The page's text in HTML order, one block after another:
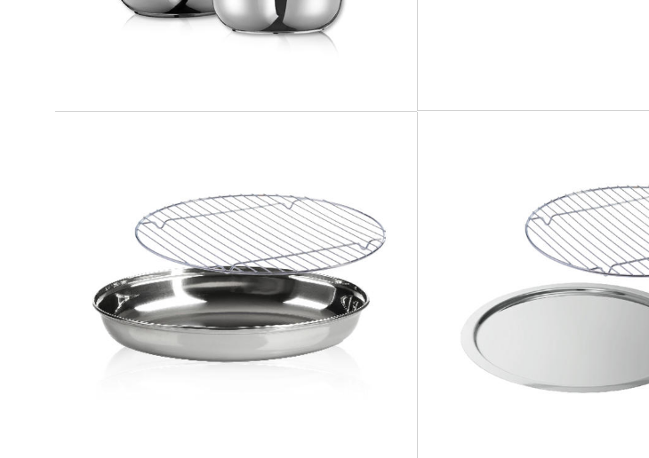
SMART GRILL OVAL
Pirofila ovale + griglia doppia altezza
SMART GRILL ROUND
Teglia bassa rotonda + griglia